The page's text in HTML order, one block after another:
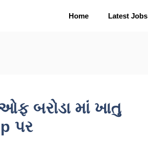
Home Latest Jobs
બરોડા માં ખાતુ
પર